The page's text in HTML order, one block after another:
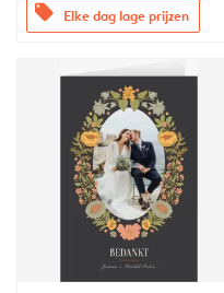
offers Elke dag lage prijzen